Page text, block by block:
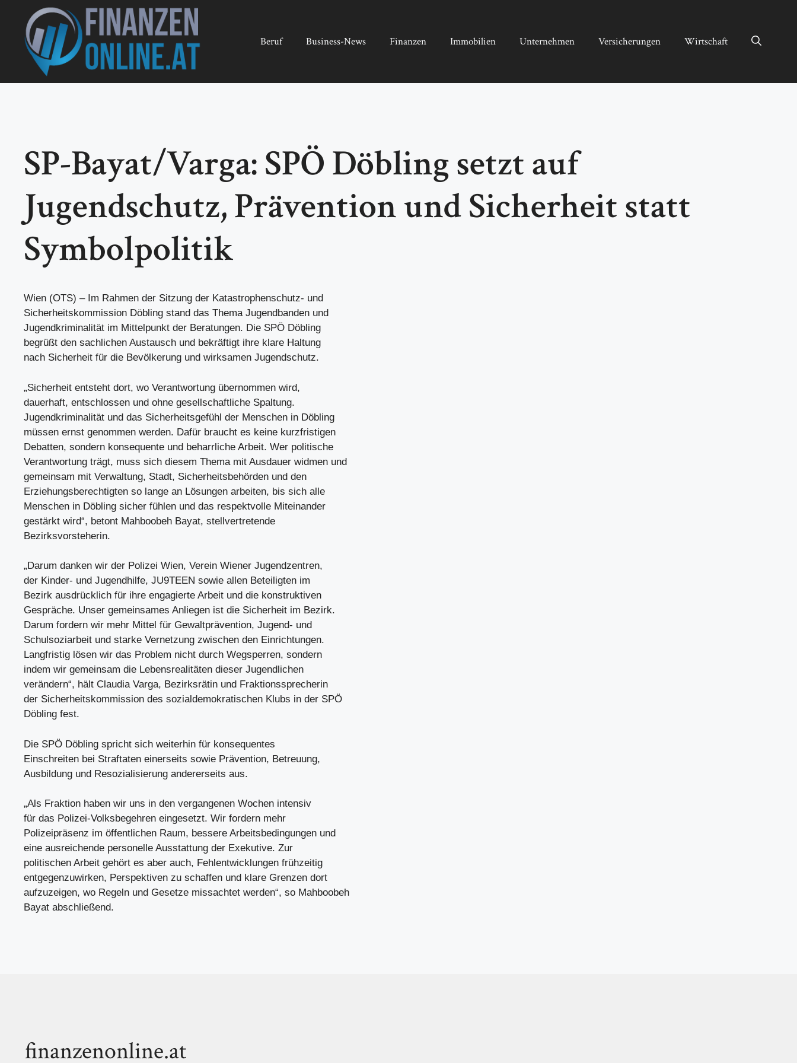
springen
Beruf Business-News Finanzen Immobilien Unternehmen Versicherungen Wirtschaft
SP-Bayat/Varga: SPÖ Döbling setzt auf
Jugendschutz, Prävention und Sicherheit statt
Symbolpolitik
Wien (OTS) – Im Rahmen der Sitzung der Katastrophenschutz- und
Sicherheitskommission Döbling stand das Thema Jugendbanden und
Jugendkriminalität im Mittelpunkt der Beratungen. Die SPÖ Döbling
begrüßt den sachlichen Austausch und bekräftigt ihre klare Haltung
nach Sicherheit für die Bevölkerung und wirksamen Jugendschutz.
„Sicherheit entsteht dort, wo Verantwortung übernommen wird,
dauerhaft, entschlossen und ohne gesellschaftliche Spaltung.
Jugendkriminalität und das Sicherheitsgefühl der Menschen in Döbling
müssen ernst genommen werden. Dafür braucht es keine kurzfristigen
Debatten, sondern konsequente und beharrliche Arbeit. Wer politische
Verantwortung trägt, muss sich diesem Thema mit Ausdauer widmen und
gemeinsam mit Verwaltung, Stadt, Sicherheitsbehörden und den
Erziehungsberechtigten so lange an Lösungen arbeiten, bis sich alle
Menschen in Döbling sicher fühlen und das respektvolle Miteinander
gestärkt wird“, betont Mahboobeh Bayat, stellvertretende
Bezirksvorsteherin.
„Darum danken wir der Polizei Wien, Verein Wiener Jugendzentren,
der Kinder- und Jugendhilfe, JU9TEEN sowie allen Beteiligten im
Bezirk ausdrücklich für ihre engagierte Arbeit und die konstruktiven
Gespräche. Unser gemeinsames Anliegen ist die Sicherheit im Bezirk.
Darum fordern wir mehr Mittel für Gewaltprävention, Jugend- und
Schulsoziarbeit und starke Vernetzung zwischen den Einrichtungen.
Langfristig lösen wir das Problem nicht durch Wegsperren, sondern
indem wir gemeinsam die Lebensrealitäten dieser Jugendlichen
verändern“, hält Claudia Varga, Bezirksrätin und Fraktionssprecherin
der Sicherheitskommission des sozialdemokratischen Klubs in der SPÖ
Döbling fest.
Die SPÖ Döbling spricht sich weiterhin für konsequentes
Einschreiten bei Straftaten einerseits sowie Prävention, Betreuung,
Ausbildung und Resozialisierung andererseits aus.
„Als Fraktion haben wir uns in den vergangenen Wochen intensiv
für das Polizei-Volksbegehren eingesetzt. Wir fordern mehr
Polizeipräsenz im öffentlichen Raum, bessere Arbeitsbedingungen und
eine ausreichende personelle Ausstattung der Exekutive. Zur
politischen Arbeit gehört es aber auch, Fehlentwicklungen frühzeitig
entgegenzuwirken, Perspektiven zu schaffen und klare Grenzen dort
aufzuzeigen, wo Regeln und Gesetze missachtet werden“, so Mahboobeh
Bayat abschließend.
finanzenonline.at